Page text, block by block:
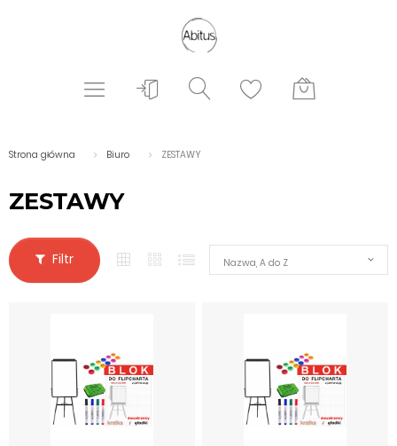
Strona główna Biuro ZESTAWY
ZESTAWY
Filtr Nazwa, A do Z